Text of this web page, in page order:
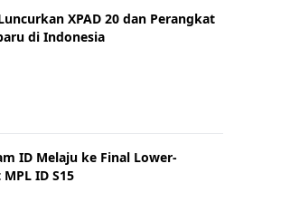
XPAD 20 dan Perangkat
di Indonesia
ID Melaju ke Final Lower-
ID S15